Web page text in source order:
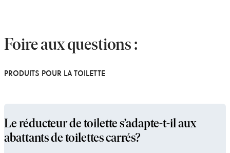
Foire aux questions :
PRODUITS POUR LA TOILETTE
Le réducteur de toilette s’adapte-t-il aux
abattants de toilettes carrés?